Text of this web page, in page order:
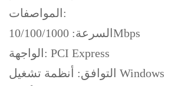
المواصفات:
السرعة: 10/100/1000Mbps
الواجهة: PCI Express
التوافق: أنظمة تشغيل Windows